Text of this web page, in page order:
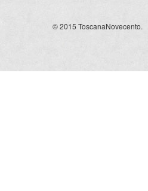
© 2015 ToscanaNovecento.